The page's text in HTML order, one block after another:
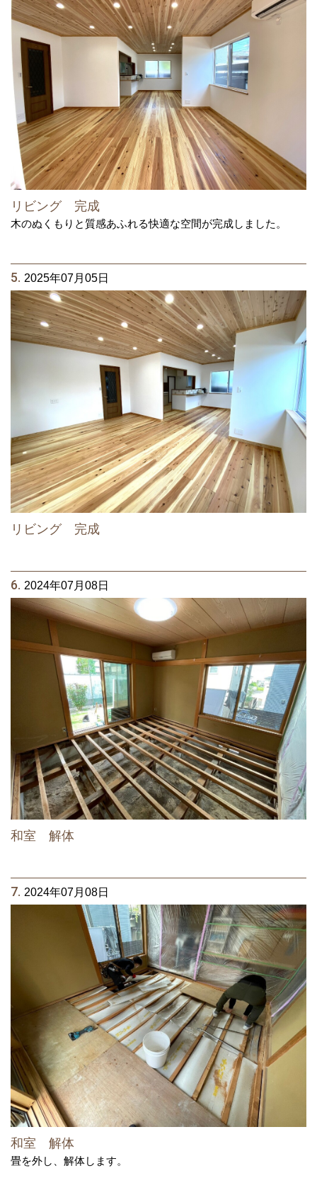
リビング 完成
木のぬくもりと質感あふれる快適な空間が完成しました。
5. 2025年07月05日
リビング 完成
6. 2024年07月08日
和室 解体
7. 2024年07月08日
和室 解体
畳を外し、解体します。